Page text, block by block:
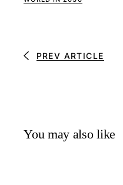
PREV ARTICLE
You may also like